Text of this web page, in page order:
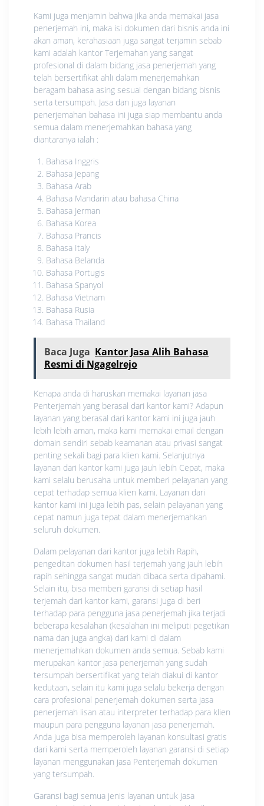
Kami juga menjamin bahwa jika anda memakai jasa
penerjemah ini, maka isi dokumen dari bisnis anda ini
akan aman, kerahasiaan juga sangat terjamin sebab
kami adalah kantor Terjemahan yang sangat
profesional di dalam bidang jasa penerjemah yang
telah bersertifikat ahli dalam menerjemahkan
beragam bahasa asing sesuai dengan bidang bisnis
serta tersumpah. Jasa dan juga layanan
penerjemahan bahasa ini juga siap membantu anda
semua dalam menerjemahkan bahasa yang
diantaranya ialah :
Bahasa Inggris
Bahasa Jepang
Bahasa Arab
Bahasa Mandarin atau bahasa China
Bahasa Jerman
Bahasa Korea
Bahasa Prancis
Bahasa Italy
Bahasa Belanda
Bahasa Portugis
Bahasa Spanyol
Bahasa Vietnam
Bahasa Rusia
Bahasa Thailand
Baca Juga Kantor Jasa Alih Bahasa
Resmi di Ngagelrejo
Kenapa anda di haruskan memakai layanan jasa
Penterjemah yang berasal dari kantor kami? Adapun
layanan yang berasal dari kantor kami ini juga jauh
lebih lebih aman, maka kami memakai email dengan
domain sendiri sebab keamanan atau privasi sangat
penting sekali bagi para klien kami. Selanjutnya
layanan dari kantor kami juga jauh lebih Cepat, maka
kami selalu berusaha untuk memberi pelayanan yang
cepat terhadap semua klien kami. Layanan dari
kantor kami ini juga lebih pas, selain pelayanan yang
cepat namun juga tepat dalam menerjemahkan
seluruh dokumen.
Dalam pelayanan dari kantor juga lebih Rapih,
pengeditan dokumen hasil terjemah yang jauh lebih
rapih sehingga sangat mudah dibaca serta dipahami.
Selain itu, bisa memberi garansi di setiap hasil
terjemah dari kantor kami, garansi juga di beri
terhadap para pengguna jasa penerjemah jika terjadi
beberapa kesalahan (kesalahan ini meliputi pegetikan
nama dan juga angka) dari kami di dalam
menerjemahkan dokumen anda semua. Sebab kami
merupakan kantor jasa penerjemah yang sudah
tersumpah bersertifikat yang telah diakui di kantor
kedutaan, selain itu kami juga selalu bekerja dengan
cara profesional penerjemah dokumen serta jasa
penerjemah lisan atau interpreter terhadap para klien
maupun para pengguna layanan jasa penerjemah.
Anda juga bisa memperoleh layanan konsultasi gratis
dari kami serta memperoleh layanan garansi di setiap
layanan menggunakan jasa Penterjemah dokumen
yang tersumpah.
Garansi bagi semua jenis layanan untuk jasa